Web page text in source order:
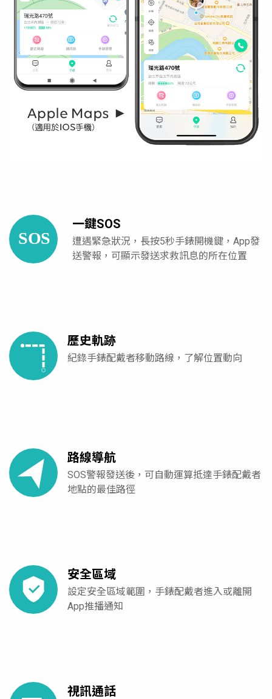
一鍵SOS
遭遇緊急狀況，長按5秒手錶開機鍵，App發
送警報，可顯示發送求救訊息的所在位置
歷史軌跡
紀錄手錶配戴者移動路線，了解位置動向
路線導航
SOS警報發送後，可自動運算抵達手錶配戴者
地點的最佳路徑
安全區域
設定安全區域範圍，手錶配戴者進入或離開
App推播通知
視訊通話